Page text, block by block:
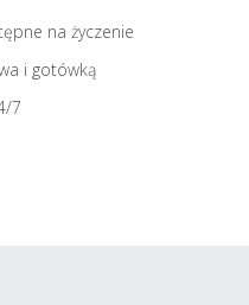
na życzenie
i gotówką
7